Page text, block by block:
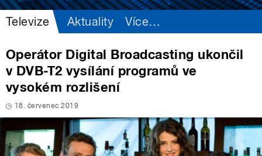
Televize Aktuality Více…
Operátor Digital Broadcasting ukončil
v DVB-T2 vysílání programů ve
vysokém rozlišení
18. červenec 2019